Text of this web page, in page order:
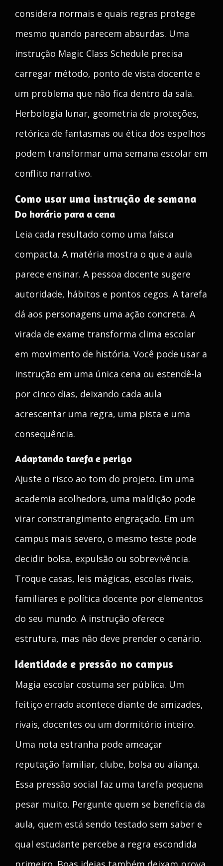
considera normais e quais regras protege
mesmo quando parecem absurdas. Uma
instrução Magic Class Schedule precisa
carregar método, ponto de vista docente e
um problema que não fica dentro da sala.
Herbologia lunar, geometria de proteções,
retórica de fantasmas ou ética dos espelhos
podem transformar uma semana escolar em
conflito narrativo.
Como usar uma instrução de semana
Do horário para a cena
Leia cada resultado como uma faísca
compacta. A matéria mostra o que a aula
parece ensinar. A pessoa docente sugere
autoridade, hábitos e pontos cegos. A tarefa
dá aos personagens uma ação concreta. A
virada de exame transforma clima escolar
em movimento de história. Você pode usar a
instrução em uma única cena ou estendê-la
por cinco dias, deixando cada aula
acrescentar uma regra, uma pista e uma
consequência.
Adaptando tarefa e perigo
Ajuste o risco ao tom do projeto. Em uma
academia acolhedora, uma maldição pode
virar constrangimento engraçado. Em um
campus mais severo, o mesmo teste pode
decidir bolsa, expulsão ou sobrevivência.
Troque casas, leis mágicas, escolas rivais,
familiares e política docente por elementos
do seu mundo. A instrução oferece
estrutura, mas não deve prender o cenário.
Identidade e pressão no campus
Magia escolar costuma ser pública. Um
feitiço errado acontece diante de amizades,
rivais, docentes ou um dormitório inteiro.
Uma nota estranha pode ameaçar
reputação familiar, clube, bolsa ou aliança.
Essa pressão social faz uma tarefa pequena
pesar muito. Pergunte quem se beneficia da
aula, quem está sendo testado sem saber e
qual estudante percebe a regra escondida